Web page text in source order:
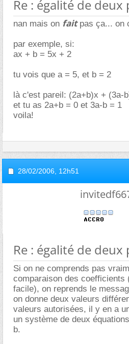
Re : égalité de
nan mais on faitpas ça... on
par exemple, si:
ax + b = 5x + 2
tu vois que a = 5, et b = 2
là c'est pareil: (2a+b)x + (3a-
et tu as 2a+b = 0 et 3a-b = 1
voila!
28/02/2006, 12h51
Re : égalité de
Si on ne comprends pas
comparaison des coefficients
facile), on reprends le
on donne deux valeurs
valeurs autorisées, il y en a
un système de deux
b.